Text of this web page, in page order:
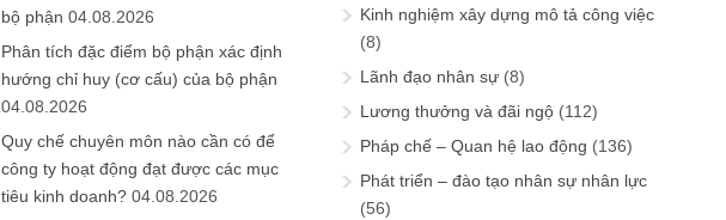
bộ phận 04.08.2026
Phân tích đặc điểm bộ phận xác định
hướng chỉ huy (cơ cấu) của bộ phận
04.08.2026
Quy chế chuyên môn nào cần có để
công ty hoạt động đạt được các mục
tiêu kinh doanh? 04.08.2026
Kinh nghiệm xây dựng mô tả công việc
(8)
Lãnh đạo nhân sự (8)
Lương thưởng và đãi ngộ (112)
Pháp chế – Quan hệ lao động (136)
Phát triển – đào tạo nhân sự nhân lực
(56)